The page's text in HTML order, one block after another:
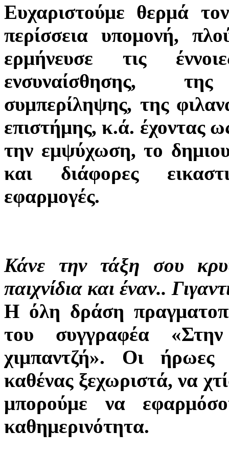
Ευχαριστούμε θερμά
περίσσεια υπομονή,
ερμήνευσε τις
ενσυναίσθησης,
συμπερίληψης, της
επιστήμης, κ.ά. έχοντας
την εμψύχωση, το
και διάφορες
εφαρμογές.
Κάνε την τάξη σου
παιχνίδια και έναν..
Η όλη δράση
του συγγραφέα
χιμπαντζή». Οι
καθένας ξεχωριστά, να
μπορούμε να
καθημερινότητα.